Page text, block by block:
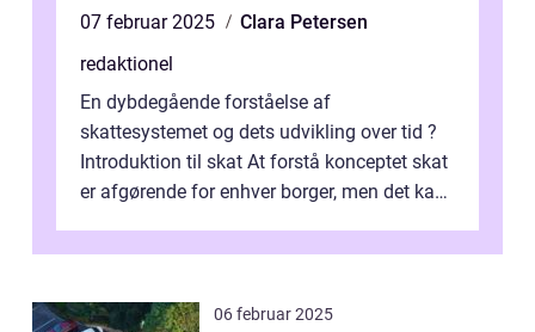
07 februar 2025
Clara Petersen
redaktionel
En dybdegående forståelse af
skattesystemet og dets udvikling over tid ?
Introduktion til skat At forstå konceptet skat
er afgørende for enhver borger, men det kan
06 februar 2025